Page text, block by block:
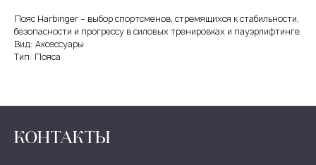
Пояс Harbinger – выбор спортсменов, стремящихся к стабильности,
безопасности и прогрессу в силовых тренировках и пауэрлифтинге.
Вид: Аксессуары
Тип: Пояса
КОНТАКТЫ